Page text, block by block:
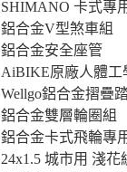
SHIMANO 卡式專
鋁合金V型煞車組
鋁合金安全座管
AiBIKE原廠人體工
Wellgo鋁合金摺疊
鋁合金雙層輪圈組
鋁合金卡式飛輪專
24x1.5 城市用 淺花